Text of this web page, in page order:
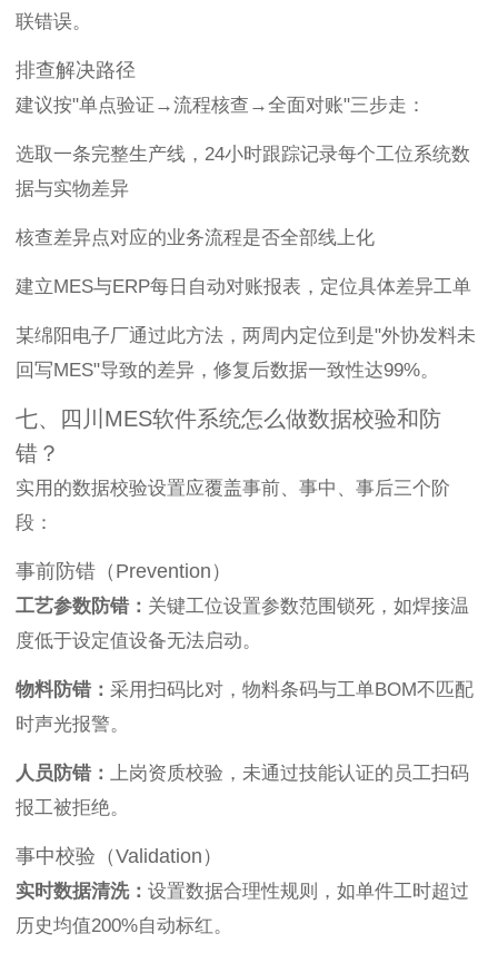
联错误。
排查解决路径
建议按"单点验证→流程核查→全面对账"三步走：
选取一条完整生产线，24小时跟踪记录每个工位系统数
据与实物差异
核查差异点对应的业务流程是否全部线上化
建立MES与ERP每日自动对账报表，定位具体差异工单
某绵阳电子厂通过此方法，两周内定位到是"外协发料未
回写MES"导致的差异，修复后数据一致性达99%。
七、四川MES软件系统怎么做数据校验和防
错？
实用的数据校验设置应覆盖事前、事中、事后三个阶
段：
事前防错（Prevention）
工艺参数防错： 关键工位设置参数范围锁死，如焊接温
度低于设定值设备无法启动。
物料防错： 采用扫码比对，物料条码与工单BOM不匹配
时声光报警。
人员防错： 上岗资质校验，未通过技能认证的员工扫码
报工被拒绝。
事中校验（Validation）
实时数据清洗： 设置数据合理性规则，如单件工时超过
历史均值200%自动标红。